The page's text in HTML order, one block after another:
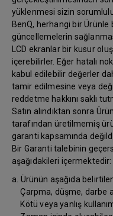
yüklenmesi sizin
BenQ, herhangi bir Ürünle
güncellemelerin
LCD ekranlar bir kusur
içerebilirler. Eğer hatalı
kabul edilebilir değerler
tamir edilmesine veya
reddetme hakkını saklı
Satın alındıktan sonra
tarafından üretilmemiş
garanti kapsamında
Bir Garanti talebinin
aşağıdakileri içermektedir:
a. Ürünün aşağıda
Çarpma, düşme, darbe
Kötü veya yanlış